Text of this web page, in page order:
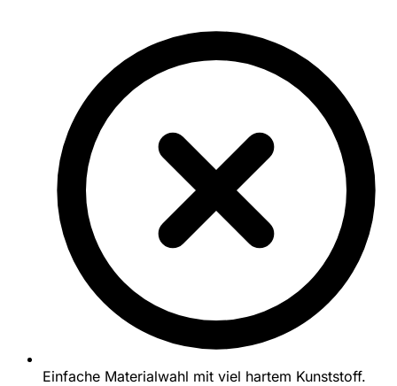
Einfache Materialwahl mit viel hartem Kunststoff.